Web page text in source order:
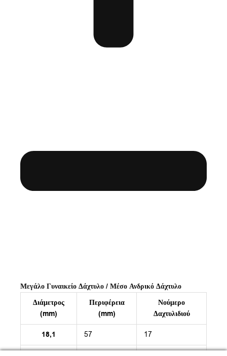
Μεγάλο Γυναικείο Δάχτυλο / Μέσο Ανδρικό Δάχτυλο
Διάμετρος
(mm)
Περιφέρεια
(mm)
Νούμερο
Δαχτυλιδιού
18,1 57 17